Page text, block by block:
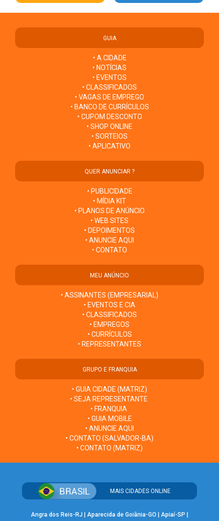
GUIA
• A CIDADE
• NOTÍCIAS
• EVENTOS
• CLASSIFICADOS
• VAGAS DE EMPREGO
• BANCO DE CURRÍCULOS
• CUPOM DESCONTO
• SHOP ONLINE
• SORTEIOS
• APLICATIVO
QUER ANUNCIAR ?
• PUBLICIDADE
• MÍDIA KIT
• PLANOS DE ANÚNCIO
• WEB SITES
• DEPOIMENTOS
• ANUNCIE AQUI
• CONTATO
MEU ANÚNCIO
• ASSINANTES (EMPRESARIAL)
• EVENTOS E CIA
• CLASSIFICADOS
• EMPREGOS
• CURRÍCULOS
• REPRESENTANTES
GRUPO E FRANQUIA
• GUIA CIDADE (MATRIZ)
• SEJA REPRESENTANTE
• FRANQUIA
• GUIA MOBILE
• ANUNCIE AQUI
• CONTATO (SALVADOR-BA)
• CONTATO (MATRIZ)
MAIS CIDADES ONLINE
Angra dos Reis-RJ Aparecida de Goiânia-GO Apiaí-SP